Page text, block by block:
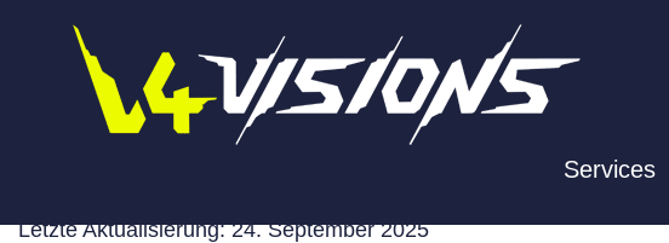
Services
WEB DIRECTORY
Letzte Aktualisierung: 24. September 2025